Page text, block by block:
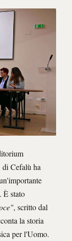
Cefalù ha
È stato
, scritto dal
la storia
per l'Uomo.